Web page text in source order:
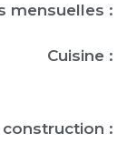
mensuelles :
Cuisine :
: